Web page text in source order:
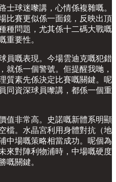
士球迷嚟講，心情係複雜嘅。
比賽更似係一面鏡，反映出頂
種問題，尤其係十二碼大戰嘅
重要性。
員嘅表現。今場雲迪克嘅犯錯
就係一個警號。佢提醒我哋，
質素先係決定比賽嘅關鍵。呢
同資深球員嚟講，都係一個重
值非常高。史諾嘅新體系明顯
檔。水晶宮利用身體對抗（地
中場嘅策略相當成功。呢個為
來對陣利物浦時，中場嘅硬度
嘅關鍵。